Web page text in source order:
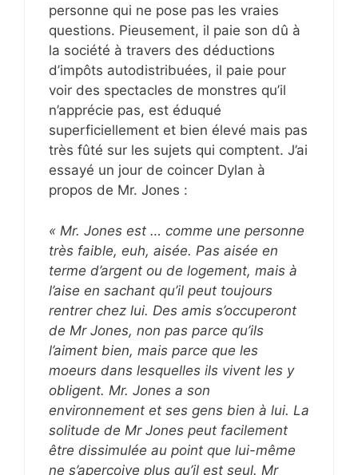
personne qui ne pose pas les vraies
questions. Pieusement, il paie son dû à
la société à travers des déductions
d’impôts autodistribuées, il paie pour
voir des spectacles de monstres qu’il
n’apprécie pas, est éduqué
superficiellement et bien élevé mais pas
très fûté sur les sujets qui comptent. J’ai
essayé un jour de coincer Dylan à
propos de Mr. Jones :
« Mr. Jones est … comme une personne
très faible, euh, aisée. Pas aisée en
terme d’argent ou de logement, mais à
l’aise en sachant qu’il peut toujours
rentrer chez lui. Des amis s’occuperont
de Mr Jones, non pas parce qu’ils
l’aiment bien, mais parce que les
moeurs dans lesquelles ils vivent les y
obligent. Mr. Jones a son
environnement et ses gens bien à lui. La
solitude de Mr Jones peut facilement
être dissimulée au point que lui-même
ne s’aperçoive plus qu’il est seul. Mr